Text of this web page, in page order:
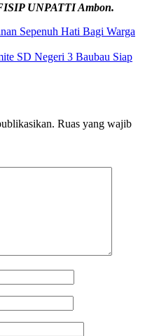
UNPATTI Ambon.
Sepenuh Hati Bagi Warga
SD Negeri 3 Baubau Siap
Ruas yang wajib